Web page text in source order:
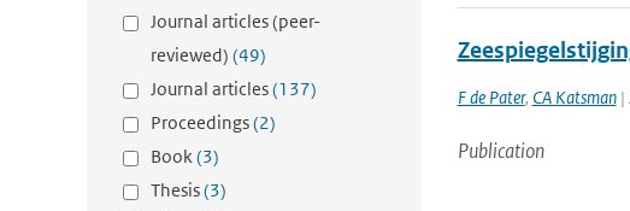
Journal articles (peer-
reviewed) (49)
Journal articles(137)
Proceedings(2)
Book(3)
Thesis(3)
F de Pater, CA Katsman|
Publication